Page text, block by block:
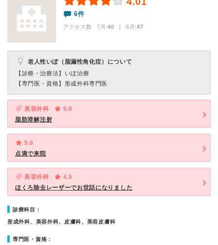
6件
アクセス数 7月:40 | 6月:47
老人性いぼ（脂漏性角化症）について
【診療・治療法】 いぼ治療
【専門医・資格】 形成外科専門医
美容外科
5.0
脂肪溶解注射
5.0
点滴で来院
美容外科
4.5
ほくろ除去レーザーでお世話になりました
診療科目：
形成外科、美容外科、皮膚科、美容皮膚科
専門医・資格：